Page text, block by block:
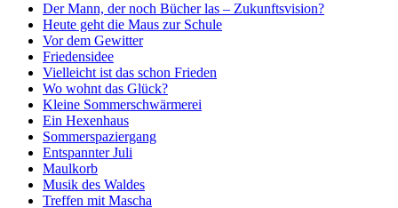
Der Mann, der noch Bücher las – Zukunftsvision?
Heute geht die Maus zur Schule
Vor dem Gewitter
Friedensidee
Vielleicht ist das schon Frieden
Wo wohnt das Glück?
Kleine Sommerschwärmerei
Ein Hexenhaus
Sommerspaziergang
Entspannter Juli
Maulkorb
Musik des Waldes
Treffen mit Mascha